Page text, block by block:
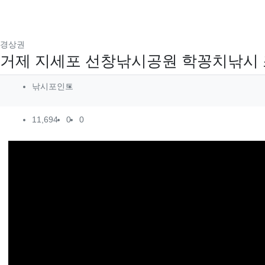
경상권
거제 지세포 선창낚시공원 학꽁치낚시
작성자 정보
낚시포인트
컨텐츠 정보
11,694조회
0추천
0비추천